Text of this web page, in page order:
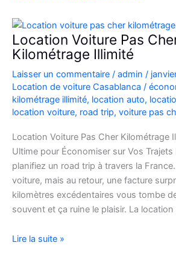
au
Maroc
pour
explorer
l’Atlas
et
le
Location Voiture Pas
Kilométrage Illimité
Laisser un commentaire / admin /
Location de voiture Casablanca /
kilométrage illimité, location auto,
location voiture, road trip, voiture pas
Location Voiture Pas Cher Kilométrage
Ultime pour Économiser sur Vos
planifiez un road trip à travers la
voiture, mais au retour, une facture
kilomètres excédentaires vous tombe
souvent et ça ruine le plaisir. La
Location
Lire la suite »